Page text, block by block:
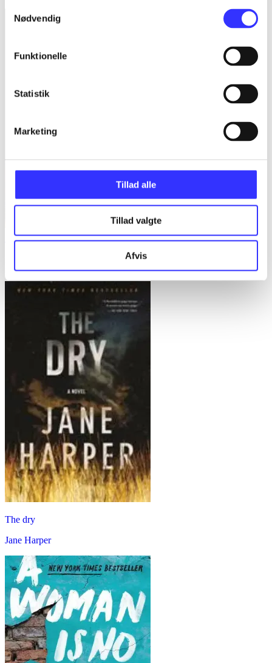
Nødvendig
Funktionelle
Statistik
Marketing
Tillad alle
Tillad valgte
Afvis
The 6:20 man
The dry
Jane Harper